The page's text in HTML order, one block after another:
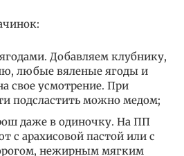
Добавляем клубнику,
любые вяленые ягоды и
свое усмотрение. При
подсластить можно медом;
даже в одиночку. На ПП
с арахисовой пастой или с
нежирным мягким